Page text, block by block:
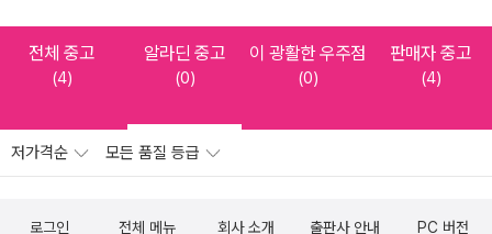
전체 중고
(4)
알라딘 중고
(0)
이 광활한 우주점
(0)
판매자 중고
(4)
저가격순 모든 품질 등급
로그인 전체 메뉴 회사 소개 출판사 안내 PC 버전